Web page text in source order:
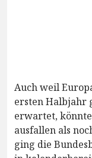
Auch weil
ersten Halbjahr
erwartet,
ausfallen als
ging die